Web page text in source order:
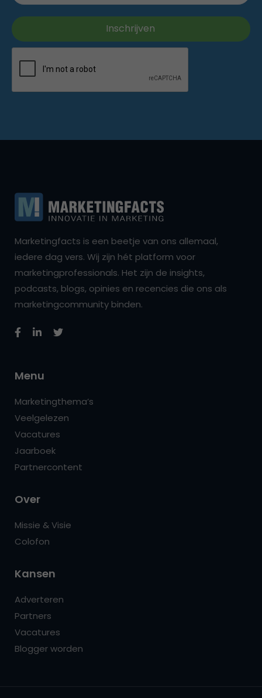
Marketingfacts is een beetje van ons allemaal,
iedere dag vers. Wij zijn hét platform voor
marketingprofessionals. Het zijn de insights,
podcasts, blogs, opinies en recencies die ons als
marketingcommunity binden.
Menu
Marketingthema’s
Veelgelezen
Vacatures
Jaarboek
Partnercontent
Over
Missie & Visie
Colofon
Kansen
Adverteren
Partners
Vacatures
Blogger worden